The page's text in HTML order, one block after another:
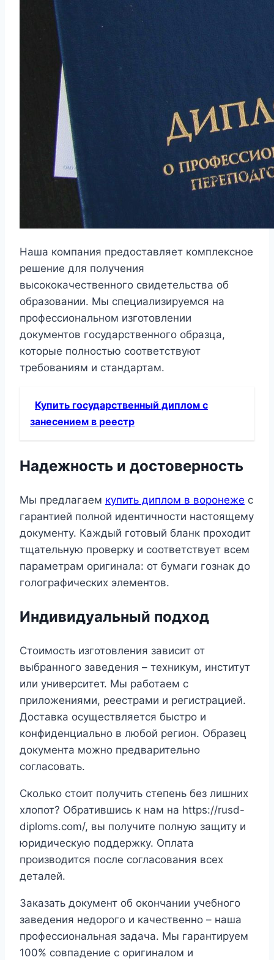
Наша компания предоставляет комплексное
решение для получения
высококачественного свидетельства об
образовании. Мы специализируемся на
профессиональном изготовлении
документов государственного образца,
которые полностью соответствуют
требованиям и стандартам.
Купить государственный диплом с
занесением в реестр
Надежность и достоверность
Мы предлагаем купить диплом в воронеже с
гарантией полной идентичности настоящему
документу. Каждый готовый бланк проходит
тщательную проверку и соответствует всем
параметрам оригинала: от бумаги гознак до
голографических элементов.
Индивидуальный подход
Стоимость изготовления зависит от
выбранного заведения – техникум, институт
или университет. Мы работаем с
приложениями, реестрами и регистрацией.
Доставка осуществляется быстро и
конфиденциально в любой регион. Образец
документа можно предварительно
согласовать.
Сколько стоит получить степень без лишних
хлопот? Обратившись к нам на https://rusd-
diploms.com/, вы получите полную защиту и
юридическую поддержку. Оплата
производится после согласования всех
деталей.
Заказать документ об окончании учебного
заведения недорого и качественно – наша
профессиональная задача. Мы гарантируем
100% совпадение с оригиналом и